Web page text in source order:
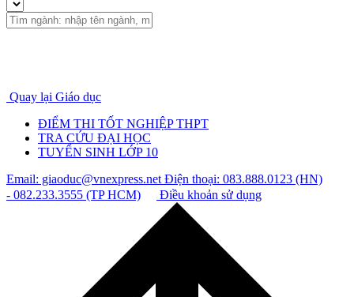
Quay lại Giáo dục
ĐIỂM THI TỐT NGHIỆP THPT
TRA CỨU ĐẠI HỌC
TUYỂN SINH LỚP 10
Email: giaoduc@vnexpress.net Điện thoại: 083.888.0123 (HN)
- 082.233.3555 (TP HCM)
Điều khoản sử dụng